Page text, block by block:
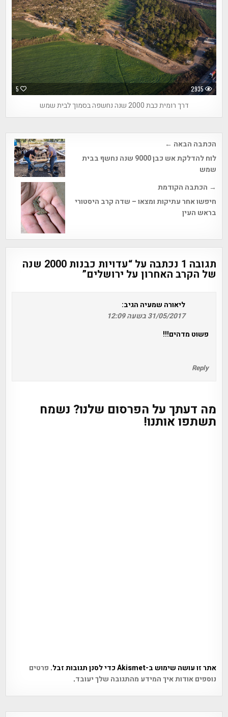
5 2935
דרך רומית כבת 2000 שנה נחשפה בסמוך לבית שמש
Post
navigation
הכתבה הבאה ←
לוח להדלקת אש כבן 9000 שנה נחשף בבית
שמש
→ הכתבה הקודמת
חיפשו אחר עתיקות ומצאו – שדה קרב היסטורי
בראש העין
תגובה 1 נכתבה על “ עדויות כבנות 2000 שנה
של הקרב האחרון על ירושלים”
ליאורה שמעיה הגיב:
31/05/2017 בשעה 12:09
פשוט מדהים!!!
Reply
מה דעתך על הפרסום שלנו? נשמח
תשתפו אותנו!
אתר זו עושה שימוש ב-Akismet כדי לסנן תגובות זבל.
פרטים
נוספים אודות איך המידע מהתגובה שלך יעובד.